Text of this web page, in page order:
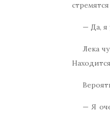
— Да, я
Лека
— Я